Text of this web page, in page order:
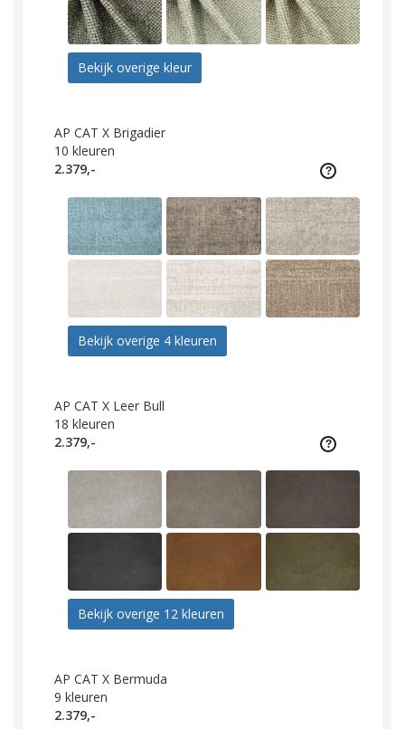
Bekijk overige kleur
AP CAT X Brigadier
10 kleuren
2.379,-
Bekijk overige 4 kleuren
AP CAT X Leer Bull
18 kleuren
2.379,-
Bekijk overige 12 kleuren
AP CAT X Bermuda
9 kleuren
2.379,-